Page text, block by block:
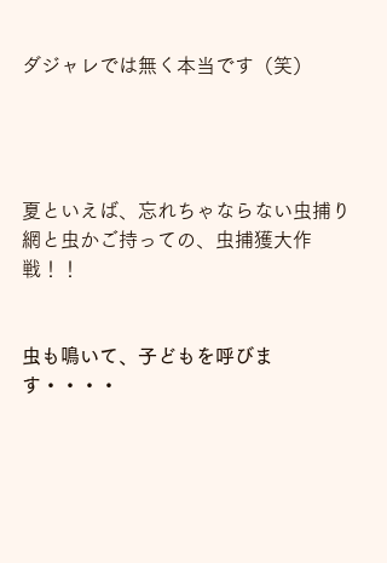
ダジャレでは無く本当です（笑）
夏といえば、忘れちゃならない虫捕り
網と虫かご持っての、虫捕獲大作
戦！！
虫も鳴いて、子どもを呼びま
す・・・・